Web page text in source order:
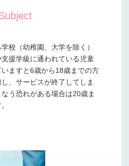
校（幼稚園、大学を除く）
援学級に通われている児童
ますと6歳から18歳までの方
、サービスが終了してしま
う恐れがある場合は20歳ま